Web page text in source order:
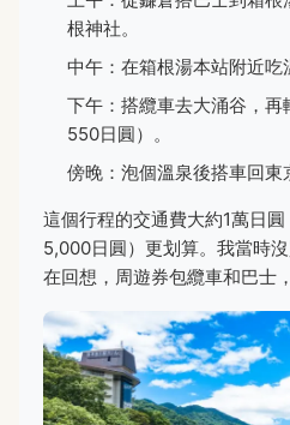
根神社。
中午：在箱根湯本站附近吃
下午：搭纜車去大涌谷，
550日圓）。
傍晚：泡個溫泉後搭車回東
這個行程的交通費大約1萬日
5,000日圓）更划算。我當時
在回想，周遊券包纜車和巴士